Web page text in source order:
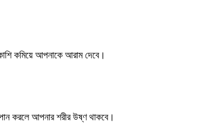
কমিয়ে আপনাকে আরাম দেবে।
করলে আপনার শরীর উষ্ণ থাকবে।